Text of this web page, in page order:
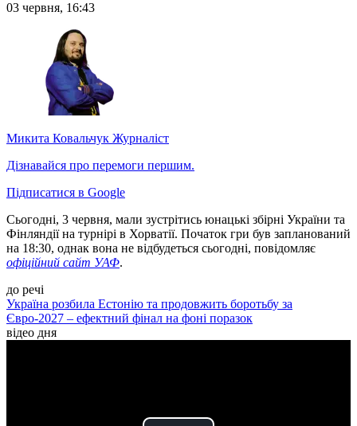
03 червня, 16:43
Микита Ковальчук Журналіст
Дізнавайся про перемоги першим.
Підписатися в Google
Сьогодні, 3 червня, мали зустрітись юнацькі збірні України та
Фінляндії на турнірі в Хорватії. Початок гри був запланований
на 18:30, однак вона не відбудеться сьогодні, повідомляє
офіційний сайт УАФ.
до речі
Україна розбила Естонію та продовжить боротьбу за
Євро-2027 – ефектний фінал на фоні поразок
відео дня